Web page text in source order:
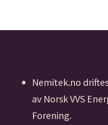
Nemitek.no
av Norsk VVS
Forening.